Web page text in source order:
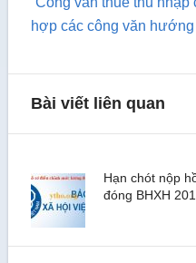
hợp các công văn
Bài viết liên quan
Hạn chót nộp
đóng BHXH